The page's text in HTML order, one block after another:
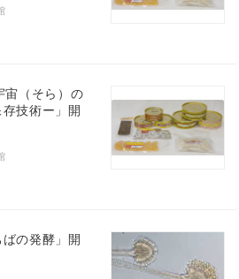
（そら）の
技術ー」開
の発酵」開